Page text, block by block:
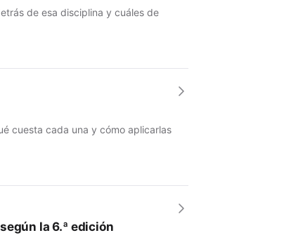
de esa disciplina y cuáles de
cuesta cada una y cómo aplicarlas
la 6.ª edición